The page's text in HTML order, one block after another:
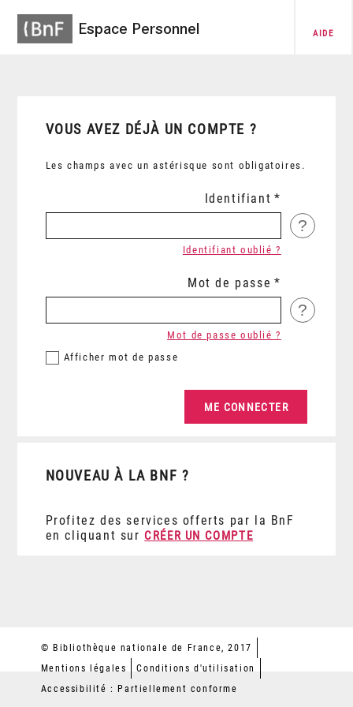
Espace Personnel AIDE
VOUS AVEZ DÉJÀ UN COMPTE ?
Les champs avec un astérisque sont obligatoires.
Identifiant
?
Identifiant oublié ?
Mot de passe
?
Afficher mot de passe
Mot de passe oublié ?
NOUVEAU À LA BNF ?
Profitez des services offerts par la BnF
en cliquant sur CRÉER UN COMPTE
© Bibliothèque nationale de France, 2017
Mentions légales
Conditions d'utilisation
Accessibilité : Partiellement conforme